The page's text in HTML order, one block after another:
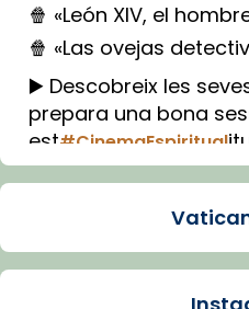
🍿 «León XIV, el
🍿 «Las ovejas
▶️ Descobreix les
prepara una bona
est#CinemaEspiritual
Imatge: Generada
View on Facebook · Share